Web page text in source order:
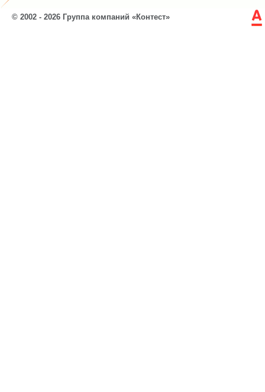
© 2002 - 2026 Группа компаний «Контест»